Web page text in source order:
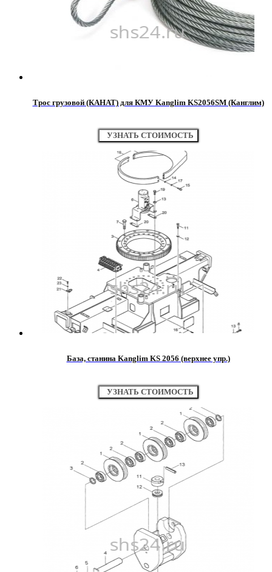
Трос грузовой (КАНАТ) для КМУ Kanglim KS2056SM (Канглим)
УЗНАТЬ СТОИМОСТЬ
База, станина Kanglim KS 2056 (верхнее упр.)
УЗНАТЬ СТОИМОСТЬ